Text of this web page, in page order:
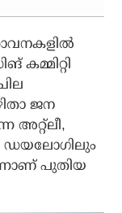
കമ്മിറ്റി
ജന
അറ്റ്‌ലീ,
ഡയലോഗിലും
പുതിയ